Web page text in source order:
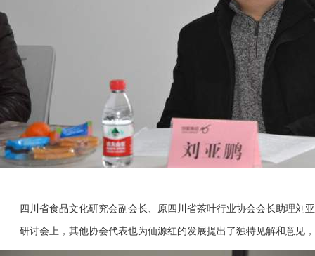
四川省食品文化研究会副会长、原四川省茶叶行业协会会长助理刘
研讨会上，其他协会代表也为仙源红的发展提出了独特见解和意见，